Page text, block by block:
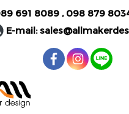
691 8089, 098 879
E-mail: